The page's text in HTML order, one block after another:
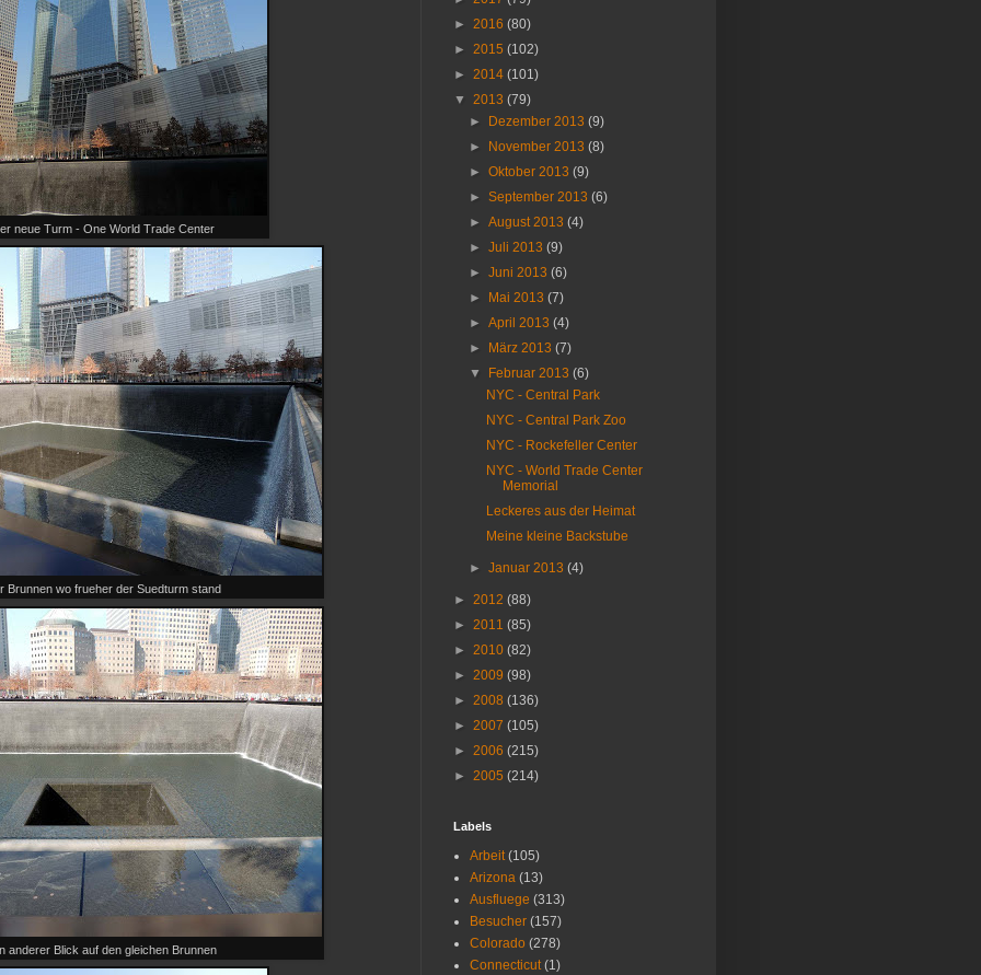
neue Turm - One World Trade Center
Brunnen wo frueher der Suedturm stand
anderer Blick auf den gleichen Brunnen
► 2016 (80)
► 2015 (102)
► 2014 (101)
▼ 2013 (79)
►
Dezember 2013(9)
►
November 2013(8)
►Oktober 2013(9)
►September 2013(6)
►August 2013(4)
►Juli 2013(9)
►Juni 2013(6)
►
Mai 2013(7)
►April 2013(4)
►
März 2013(7)
▼
Februar 2013(6)
NYC - Central Park
NYC - Central Park Zoo
NYC - Rockefeller Center
NYC - World Trade Center
Memorial
Leckeres aus der Heimat
Meine kleine Backstube
►Januar 2013(4)
► 2012 (88)
► 2011 (85)
► 2010 (82)
► 2009 (98)
► 2008 (136)
► 2007 (105)
► 2006 (215)
► 2005 (214)
Labels
Arbeit (105)
Arizona (13)
Ausfluege (313)
Besucher (157)
Colorado (278)
Connecticut (1)